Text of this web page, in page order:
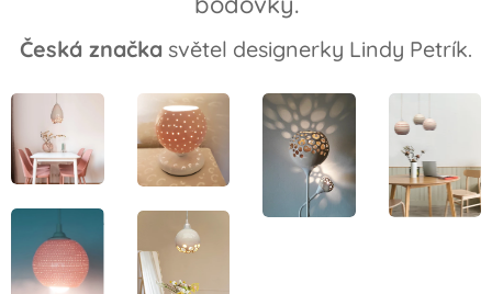
Česká značka světel designerky Lindy Petrík.